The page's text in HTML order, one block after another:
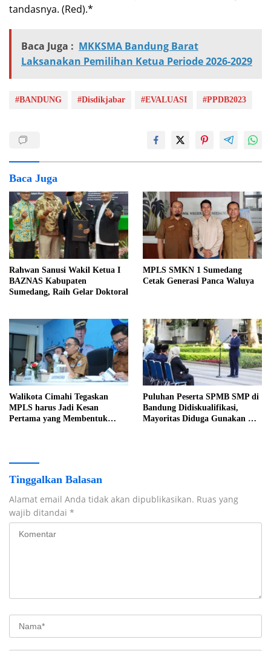
tandasnya. (Red).*
Baca Juga : MKKSMA Bandung Barat
Laksanakan Pemilihan Ketua Periode 2026-2029
#BANDUNG #Disdikjabar #EVALUASI #PPDB2023
Baca Juga
Rahwan Sanusi Wakil Ketua I
BAZNAS Kabupaten
Sumedang, Raih Gelar Doktoral
MPLS SMKN 1 Sumedang
Cetak Generasi Panca Waluya
Walikota Cimahi Tegaskan
MPLS harus Jadi Kesan
Pertama yang Membentuk
Puluhan Peserta SPMB SMP di
Bandung Didiskualifikasi,
Mayoritas Diduga Gunakan KK
Tinggalkan Balasan
Alamat email Anda tidak akan dipublikasikan. Ruas yang
wajib ditandai *